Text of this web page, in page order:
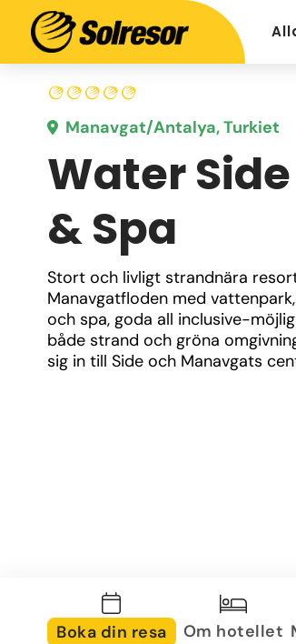
Manavgat/Antalya, Turkiet
Water
& Spa
Stort och livligt strandnära
Manavgatfloden med
och spa, goda all inclusive-
både strand och gröna
sig in till Side och Manavgats
Boka din resa Om hotellet